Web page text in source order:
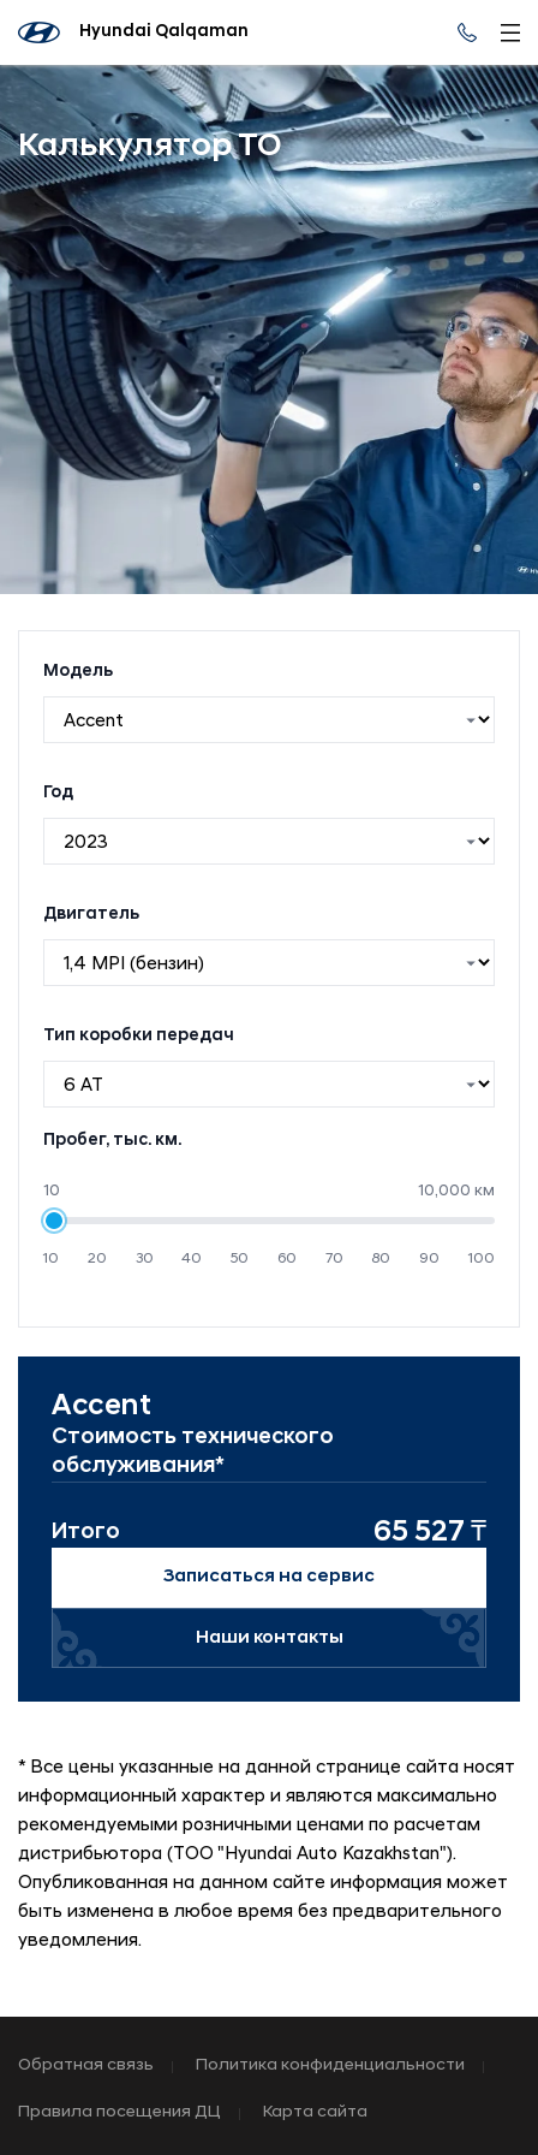
Hyundai Qalqaman
Калькулятор ТО
Модель
Год
Двигатель
Тип коробки передач
Пробег, тыс. км.
10 10,000 км
10 20 30 40 50 60 70 80 90 100
Accent
Стоимость технического
обслуживания*
Итого 65 527 ₸
Записаться на сервис
Наши контакты
* Все цены указанные на данной странице сайта носят
информационный характер и являются максимально
рекомендуемыми розничными ценами по расчетам
дистрибьютора (ТОО "Hyundai Auto Kazakhstan").
Опубликованная на данном сайте информация может
быть изменена в любое время без предварительного
уведомления.
Обратная связь Политика конфиденциальности
Правила посещения ДЦ Карта сайта